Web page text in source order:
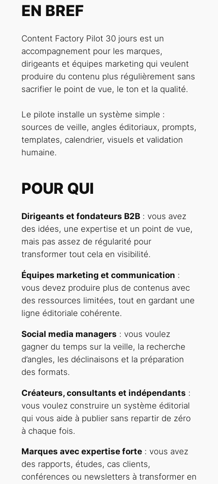
EN BREF
Content Factory Pilot 30 jours est un
accompagnement pour les marques,
dirigeants et équipes marketing qui veulent
produire du contenu plus régulièrement sans
sacrifier le point de vue, le ton et la qualité.
Le pilote installe un système simple :
sources de veille, angles éditoriaux, prompts,
templates, calendrier, visuels et validation
humaine.
POUR QUI
Dirigeants et fondateurs B2B: vous avez
des idées, une expertise et un point de vue,
mais pas assez de régularité pour
transformer tout cela en visibilité.
Équipes marketing et communication :
vous devez produire plus de contenus avec
des ressources limitées, tout en gardant une
ligne éditoriale cohérente.
Social media managers : vous voulez
gagner du temps sur la veille, la recherche
d’angles, les déclinaisons et la préparation
des formats.
Créateurs, consultants et indépendants :
vous voulez construire un système éditorial
qui vous aide à publier sans repartir de zéro
à chaque fois.
Marques avec expertise forte: vous avez
des rapports, études, cas clients,
conférences ou newsletters à transformer en